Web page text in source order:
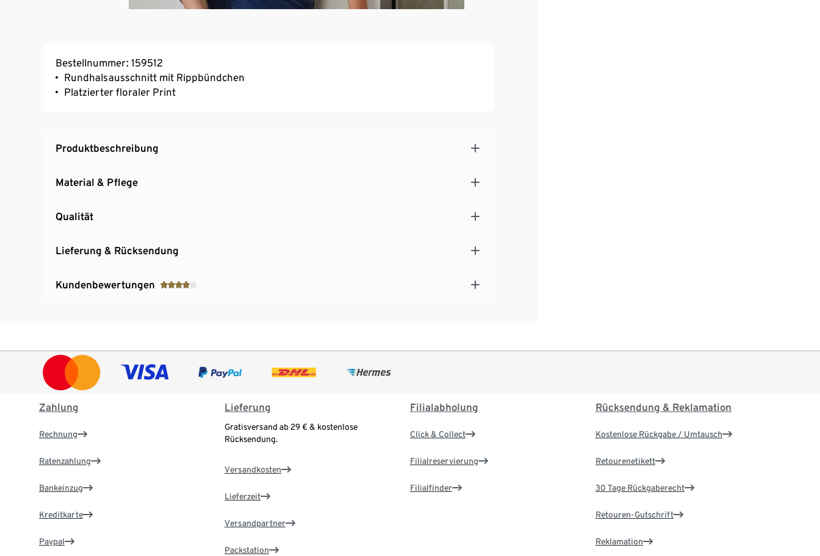
Bestellnummer: 159512
Rundhalsausschnitt mit Rippbündchen
Platzierter floraler Print
Produktbeschreibung
Material & Pflege
Qualität
Lieferung & Rücksendung
Kundenbewertungen
Zahlung
Rechnung
Ratenzahlung
Bankeinzug
Kreditkarte
Paypal
Lieferung
Gratisversand ab 29 € & kostenlose
Rücksendung.
Versandkosten
Lieferzeit
Versandpartner
Packstation
Filialabholung
Click & Collect
Filialreservierung
Filialfinder
Rücksendung & Reklamation
Kostenlose Rückgabe / Umtausch
Retourenetikett
30 Tage Rückgaberecht
Retouren-Gutschrift
Reklamation